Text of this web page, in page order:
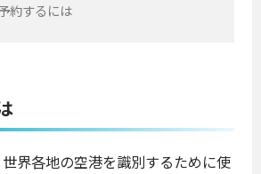
約するには
界各地の空港を識別するために使